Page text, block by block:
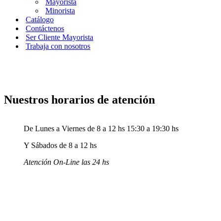
Mayorista
Minorista
Catálogo
Contáctenos
Ser Cliente Mayorista
Trabaja con nosotros
Nuestros horarios de atención
De Lunes a Viernes de 8 a 12 hs 15:30 a 19:30 hs
Y Sábados de 8 a 12 hs
Atención On-Line las 24 hs